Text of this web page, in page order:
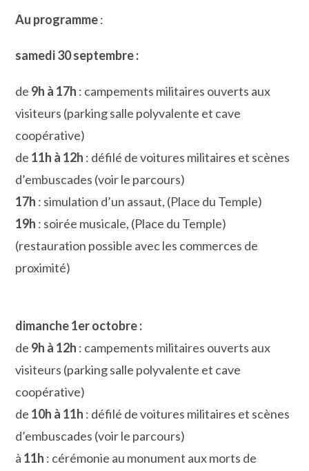
Au programme:
samedi 30 septembre :
de 9h à 17h : campements militaires ouverts aux
visiteurs (parking salle polyvalente et cave
coopérative)
de 11h à 12h : défilé de voitures militaires et scènes
d’embuscades (voir le parcours)
17h : simulation d’un assaut, (Place du Temple)
19h : soirée musicale, (Place du Temple)
(restauration possible avec les commerces de
proximité)
dimanche 1er octobre :
de 9h à 12h : campements militaires ouverts aux
visiteurs (parking salle polyvalente et cave
coopérative)
de 10h à 11h : défilé de voitures militaires et scènes
d’embuscades (voir le parcours)
à 11h : cérémonie au monument aux morts de